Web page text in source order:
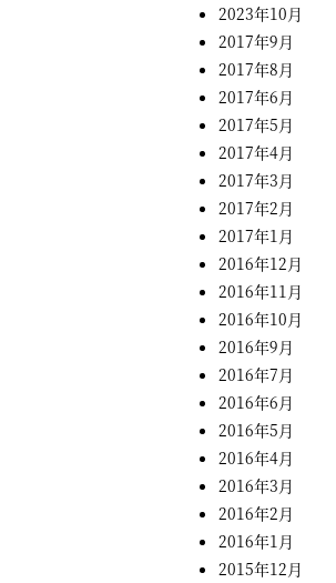
2023年10月
2017年9月
2017年8月
2017年6月
2017年5月
2017年4月
2017年3月
2017年2月
2017年1月
2016年12月
2016年11月
2016年10月
2016年9月
2016年7月
2016年6月
2016年5月
2016年4月
2016年3月
2016年2月
2016年1月
2015年12月